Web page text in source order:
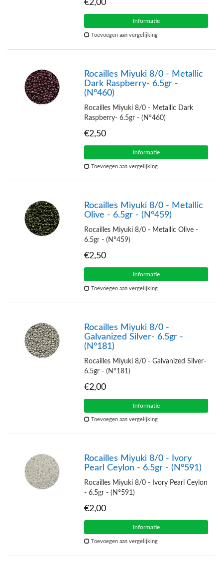
€2,00
Informatie
Toevoegen aan vergelijking
Rocailles Miyuki 8/0 - Metallic
Dark Raspberry- 6.5gr -
(N°460)
Rocailles Miyuki 8/0 - Metallic Dark
Raspberry- 6.5gr - (N°460)
€2,50
Informatie
Toevoegen aan vergelijking
Rocailles Miyuki 8/0 - Metallic
Olive - 6.5gr - (N°459)
Rocailles Miyuki 8/0 - Metallic Olive -
6.5gr - (N°459)
€2,50
Informatie
Toevoegen aan vergelijking
Rocailles Miyuki 8/0 -
Galvanized Silver- 6.5gr -
(N°181)
Rocailles Miyuki 8/0 - Galvanized Silver-
6.5gr - (N°181)
€2,00
Informatie
Toevoegen aan vergelijking
Rocailles Miyuki 8/0 - Ivory
Pearl Ceylon - 6.5gr - (N°591)
Rocailles Miyuki 8/0 - Ivory Pearl Ceylon
- 6.5gr - (N°591)
€2,00
Informatie
Toevoegen aan vergelijking